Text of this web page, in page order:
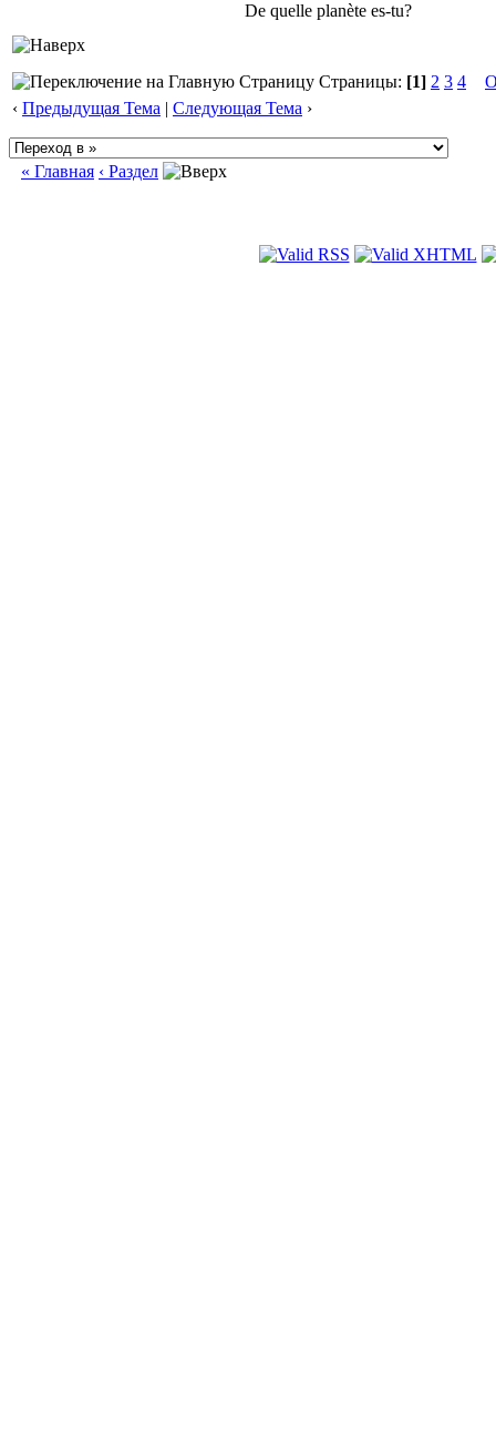
De quelle planète es-tu?
Страницы: [1] 2 3 4
‹ Предыдущая Тема | Следующая Тема ›
« Главная ‹ Раздел